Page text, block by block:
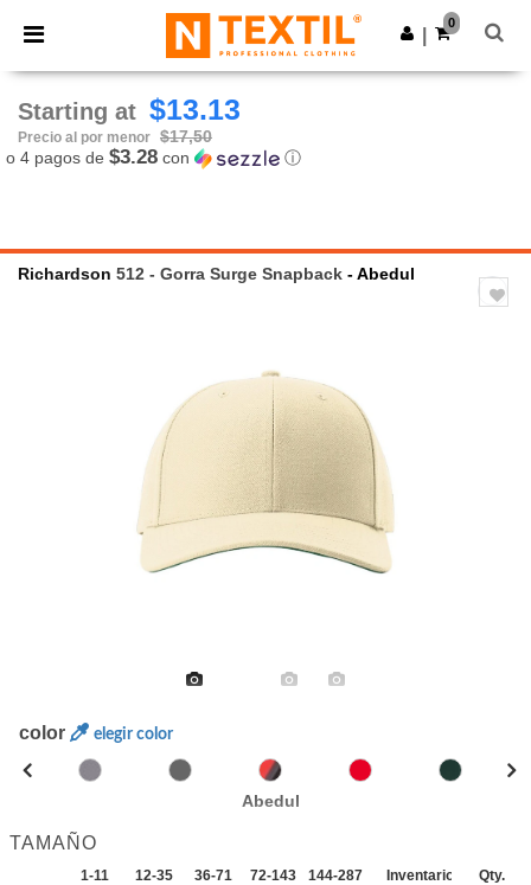
× App de Ntextil
¡Mejores precios en app!
Descargar app
0
Starting at $13.13
Precio al por menor $17,50
o 4 pagos de $3.28 con ⓘ
Richardson 512 - Gorra Surge Snapback - Abedul
color elegir color
Abedul
TAMAÑO
1-11 12-35 36-71 72-143 144-287 288 + Más
Inventario Qty.